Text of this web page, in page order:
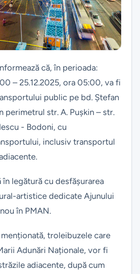
că, în perioada:
– 25.12.2025, ora 05:00, va fi
public pe bd. Ștefan
perimetrul str. A. Pușkin – str.
- Bodoni, cu
inclusiv transportul
în legătură cu desfășurarea
artistice dedicate Ajunului
în PMAN.
troleibuzele care
Adunări Naționale, vor fi
adiacente, după cum